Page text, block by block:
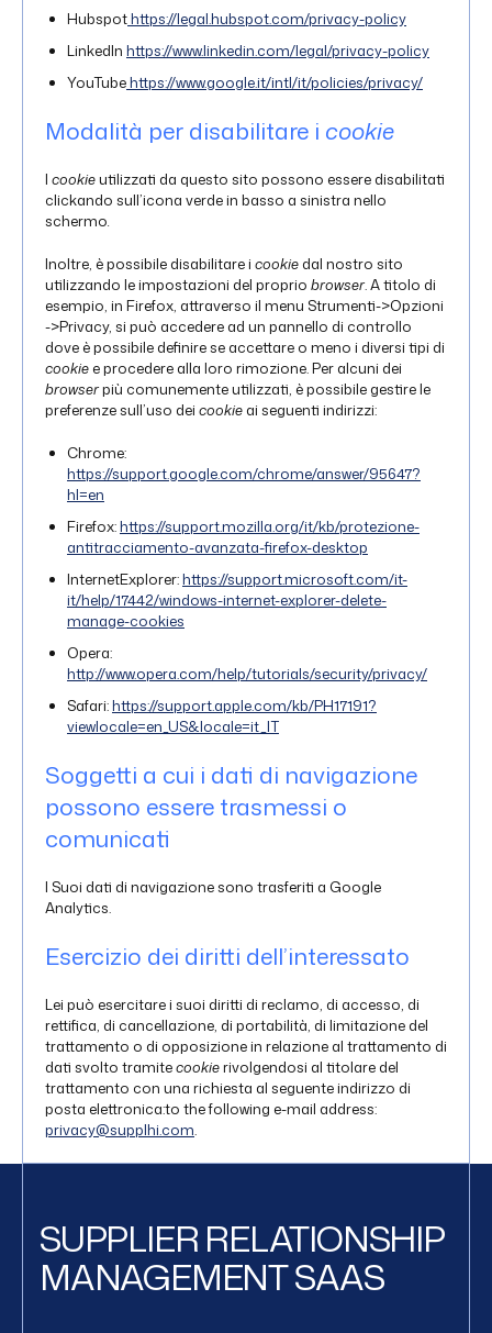
Hubspothttps://legal.hubspot.com/privacy-policy
LinkedIn https://www.linkedin.com/legal/privacy-policy
YouTubehttps://www.google.it/intl/it/policies/privacy/
Modalità per disabilitare i cookie
I cookieutilizzati da questo sito possono essere disabilitati
clickando sull’icona verde in basso a sinistra nello
schermo.
Inoltre, è possibile disabilitare i cookiedal nostro sito
utilizzando le impostazioni del proprio browser. A titolo di
esempio, in Firefox, attraverso il menu Strumenti->Opzioni
->Privacy, si può accedere ad un pannello di controllo
dove è possibile definire se accettare o meno i diversi tipi di
cookiee procedere alla loro rimozione. Per alcuni dei
browserpiù comunemente utilizzati, è possibile gestire le
preferenze sull’uso dei cookieai seguenti indirizzi:
Chrome:
https://support.google.com/chrome/answer/95647?
hl=en
Firefox:https://support.mozilla.org/it/kb/protezione-
antitracciamento-avanzata-firefox-desktop
InternetExplorer:https://support.microsoft.com/it-
it/help/17442/windows-internet-explorer-delete-
manage-cookies
Opera:
http://www.opera.com/help/tutorials/security/privacy/
Safari:https://support.apple.com/kb/PH17191?
viewlocale=en_US&locale=it_IT
Soggetti a cui i dati di navigazione
possono essere trasmessi o
comunicati
I Suoi dati di navigazione sono trasferiti a Google
Analytics.
Esercizio dei diritti dell’interessato
Lei può esercitare i suoi diritti di reclamo, di accesso, di
rettifica, di cancellazione, di portabilità, di limitazione del
trattamento o di opposizione in relazione al trattamento di
dati svolto tramitecookierivolgendosi al titolare del
trattamento con una richiesta al seguente indirizzo di
posta elettronica:to the following e-mail address:
privacy@supplhi.com.
SUPPLIER RELATIONSHIP
MANAGEMENT SAAS